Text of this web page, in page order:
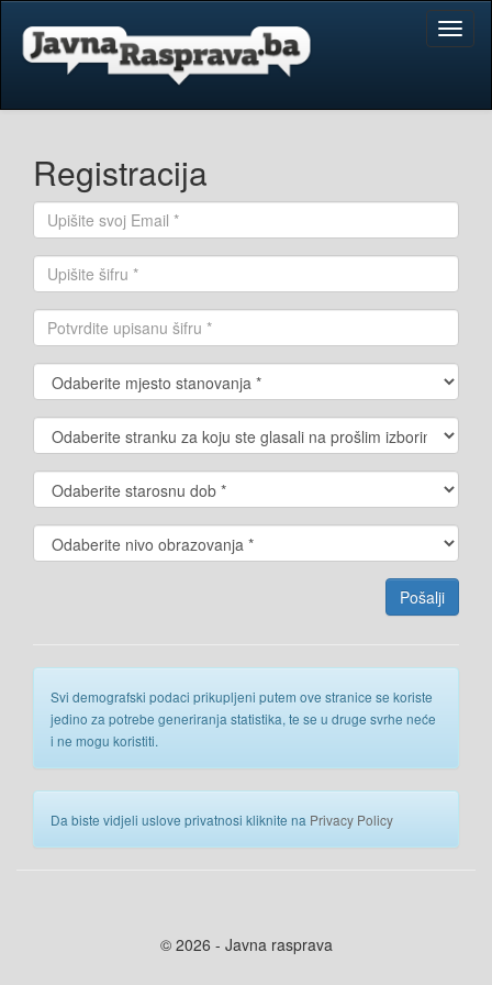
Registracija
Svi demografski podaci prikupljeni putem ove stranice se koriste
jedino za potrebe generiranja statistika, te se u druge svrhe neće
i ne mogu koristiti.
Da biste vidjeli uslove privatnosi kliknite na Privacy Policy
© 2026 - Javna rasprava